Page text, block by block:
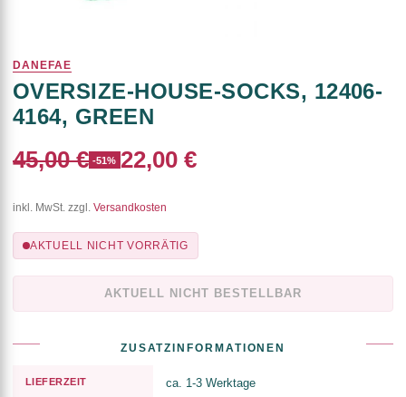
DANEFAE
OVERSIZE-HOUSE-SOCKS, 12406-
4164, GREEN
45,00 € -51% 22,00 €
inkl. MwSt. zzgl. Versandkosten
AKTUELL NICHT VORRÄTIG
AKTUELL NICHT BESTELLBAR
ZUSATZINFORMATIONEN
LIEFERZEIT ca. 1-3 Werktage